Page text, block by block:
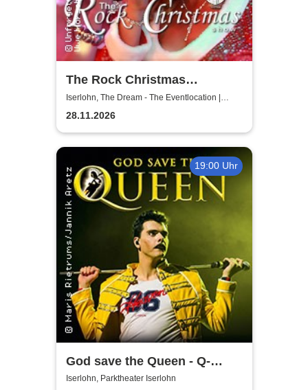
The Rock Christmas
Dinnershow - Unforgettable
Shows
Iserlohn, The Dream - The Eventlocation |
Iserlohn
28.11.2026
19:00 Uhr
God save the Queen - Q-
Revival Band
Iserlohn, Parktheater Iserlohn